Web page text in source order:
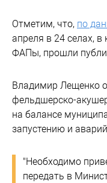
Отметим, что, по
апреля в 24 селах,
ФАПы, прошли
Владимир Лещенко
фельдшерско-
на балансе
запустению и
"Необходимо
передать в